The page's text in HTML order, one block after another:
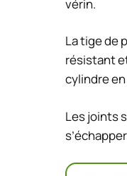
vérin.
La tige de
résistant
cylindre
Les joints